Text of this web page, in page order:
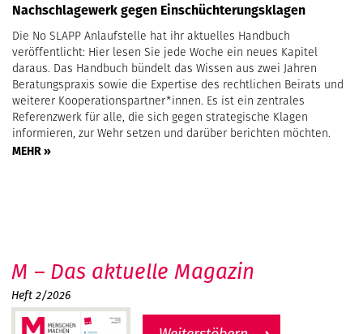
Nachschlagewerk gegen Einschüchterungsklagen
Die No SLAPP Anlaufstelle hat ihr aktuelles Handbuch
veröffentlicht: Hier lesen Sie jede Woche ein neues Kapitel
daraus. Das Handbuch bündelt das Wissen aus zwei Jahren
Beratungspraxis sowie die Expertise des rechtlichen Beirats und
weiterer Kooperationspartner*innen. Es ist ein zentrales
Referenzwerk für alle, die sich gegen strategische Klagen
informieren, zur Wehr setzen und darüber berichten möchten.
MEHR »
M – Das aktuelle Magazin
Heft 2/2026